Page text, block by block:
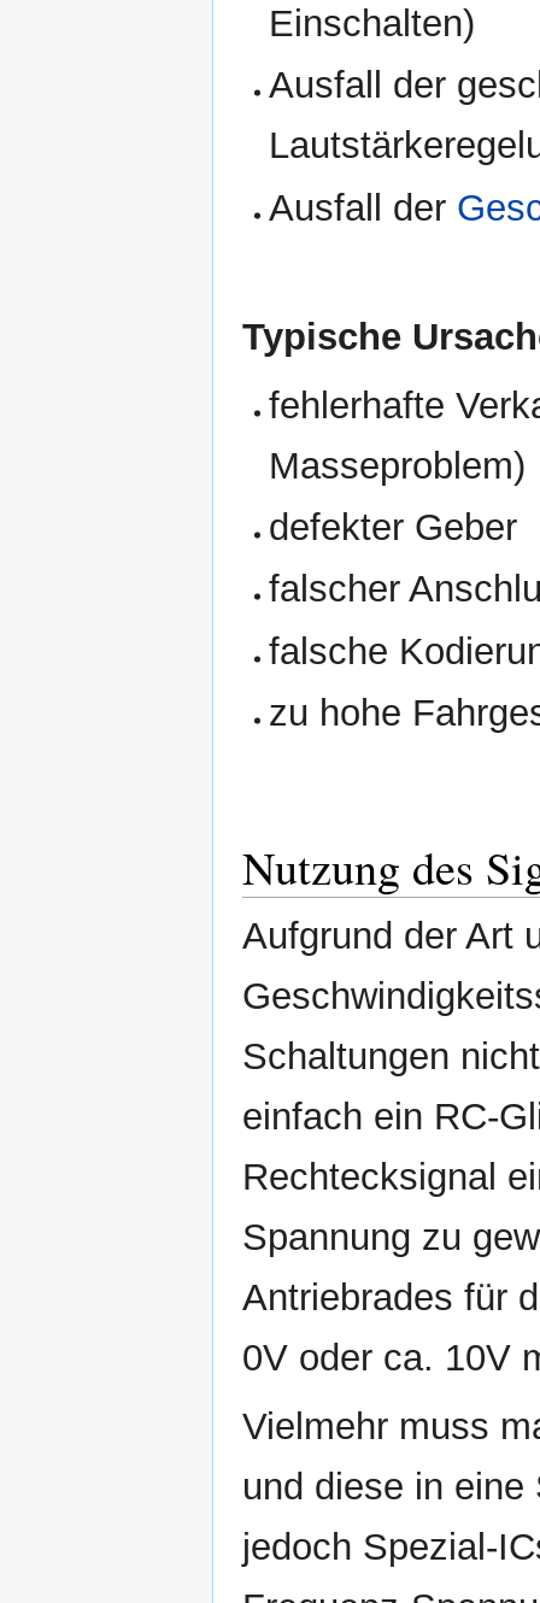
Einschalten)
Ausfall der
Ausfall der
Typische
fehlerhafte
Masseproblem)
defekter Geber
falscher
falsche
zu hohe
Nutzung des
Aufgrund der Art
Schaltungen
einfach ein RC-
Rechtecksignal
Spannung zu
Antriebrades für
0V oder ca. 10V
Vielmehr muss
und diese in
jedoch Spezial-